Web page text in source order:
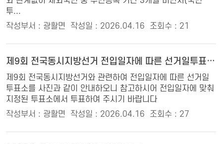
투...
작성부서 : 광활면
작성일 : 2026.04.16 조회수 : 21
제9회 전국동시지방선거 전입일자에 따른 선거일투표소 안내
제9회 전국동시지방선거와 관련하여 전입일자에 따른 선거일
투표소를 사진과 같이 안내하오니 참고하시어 전입일자에 맞춰
지정된 투표소에서 투표하여 주시기 바랍니다
작성부서 : 광활면
작성일 : 2026.04.16 조회수 : 27